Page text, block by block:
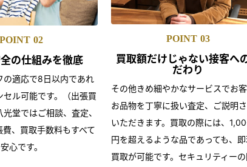
POINT 02
の仕組みを徹底
の適応で8日以内であれ
セル可能です。（出張買
堂ではご相談、査定、
費、買取手数料もすべて
心です。
POINT 03
買取額だけじゃない接客へ
だわり
その他きめ細やかなサービスでお
お品物を丁寧に扱い査定、ご説明
いただきます。買取の際には、
円を超えるような品であっても、
買取が可能です。セキュリティー